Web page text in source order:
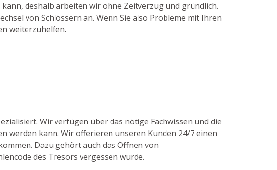
deshalb arbeiten wir ohne Zeitverzug und gründlich.
von Schlössern an. Wenn Sie also Probleme mit Ihren
weiterzuhelfen.
Wir verfügen über das nötige Fachwissen und die
werden kann. Wir offerieren unseren Kunden 24/7 einen
Dazu gehört auch das Öffnen von
des Tresors vergessen wurde.